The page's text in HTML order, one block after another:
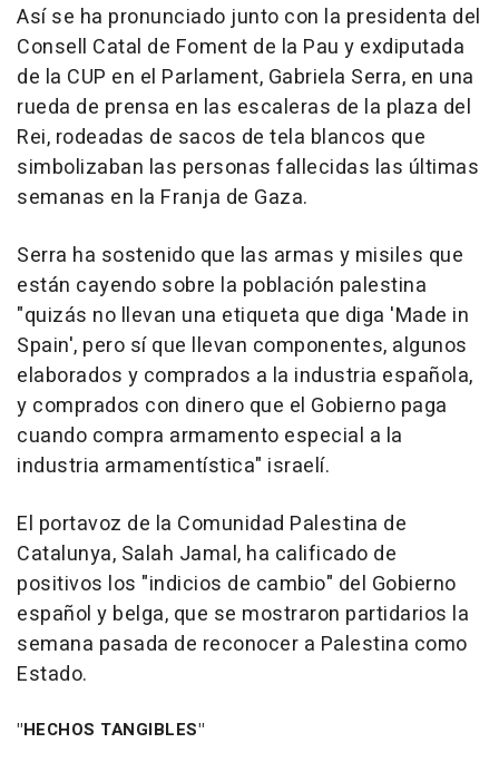
Así se ha pronunciado junto con la presidenta del
Consell Catal de Foment de la Pau y exdiputada
de la CUP en el Parlament, Gabriela Serra, en una
rueda de prensa en las escaleras de la plaza del
Rei, rodeadas de sacos de tela blancos que
simbolizaban las personas fallecidas las últimas
semanas en la Franja de Gaza.
Serra ha sostenido que las armas y misiles que
están cayendo sobre la población palestina
"quizás no llevan una etiqueta que diga 'Made in
Spain', pero sí que llevan componentes, algunos
elaborados y comprados a la industria española,
y comprados con dinero que el Gobierno paga
cuando compra armamento especial a la
industria armamentística" israelí.
El portavoz de la Comunidad Palestina de
Catalunya, Salah Jamal, ha calificado de
positivos los "indicios de cambio" del Gobierno
español y belga, que se mostraron partidarios la
semana pasada de reconocer a Palestina como
Estado.
"HECHOS TANGIBLES"